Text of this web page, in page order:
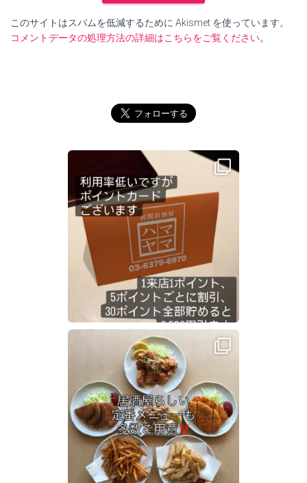
このサイトはスパムを低減するために Akismet を使っています。
コメントデータの処理方法の詳細はこちらをご覧ください。